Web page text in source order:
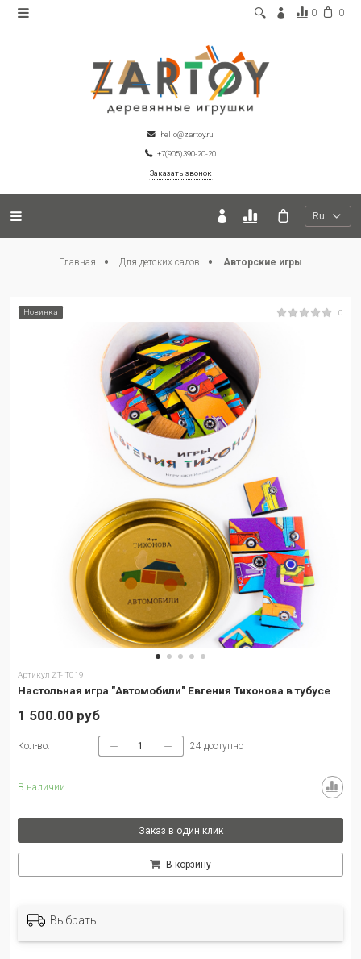
0 0
hello@zartoy.ru
+7(905)390-20-20
Заказать звонок
Ru
Главная Для детских садов Авторские игры
Новинка 0
Артикул ZT-IT019
Настольная игра "Автомобили" Евгения Тихонова в тубусе
В наличии
1 500.00 руб
Кол-во. 24 доступно
Заказ в один клик
В корзину
Выбрать